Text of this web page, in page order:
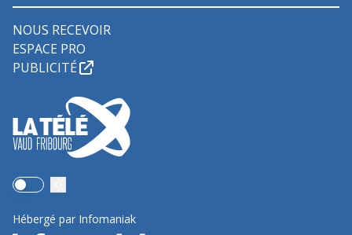
NOUS RECEVOIR
ESPACE PRO
PUBLICITÉ
Use setting
Hébergé par Infomaniak